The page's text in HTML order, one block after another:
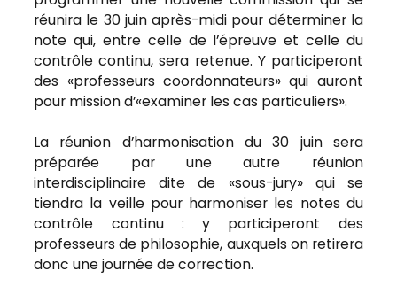
réunira le 30 juin après-midi pour déterminer la
note qui, entre celle de l’épreuve et celle du
contrôle continu, sera retenue. Y participeront
des «professeurs coordonnateurs» qui auront
pour mission d’«examiner les cas particuliers».
La réunion d’harmonisation du 30 juin sera
préparée par une autre réunion
interdisciplinaire dite de «sous-jury» qui se
tiendra la veille pour harmoniser les notes du
contrôle continu : y participeront des
professeurs de philosophie, auxquels on retirera
donc une journée de correction.